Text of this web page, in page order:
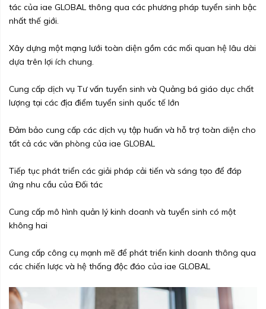
tác của iae GLOBAL thông qua các phương pháp tuyển sinh bậc
nhất thế giới.
Xây dựng một mạng lưới toàn diện gồm các mối quan hệ lâu dài
dựa trên lợi ích chung.
Cung cấp dịch vụ Tư vấn tuyển sinh và Quảng bá giáo dục chất
lượng tại các địa điểm tuyển sinh quốc tế lớn
Đảm bảo cung cấp các dịch vụ tập huấn và hỗ trợ toàn diện cho
tất cả các văn phòng của iae GLOBAL
Tiếp tục phát triển các giải pháp cải tiến và sáng tạo để đáp
ứng nhu cầu của Đối tác
Cung cấp mô hình quản lý kinh doanh và tuyển sinh có một
không hai
Cung cấp công cụ mạnh mẽ để phát triển kinh doanh thông qua
các chiến lược và hệ thống độc đáo của iae GLOBAL